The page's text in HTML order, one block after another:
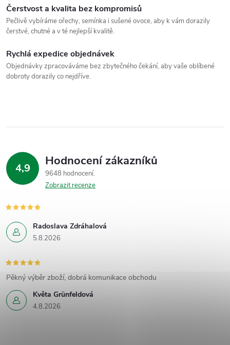
Čerstvost a kvalita bez kompromisů
Pečlivě vybíráme ořechy, semínka i sušené ovoce, aby k vám dorazily
čerstvé, chutné a v té nejlepší kvalitě.
Rychlá expedice objednávek
Objednávky zpracováváme bez zbytečného čekání, aby vaše oblíbené
dobroty dorazily co nejdříve.
4,9 Hodnocení zákazníků
9648 hodnocení
Zobrazit recenze
Radoslava Zdráhalová
5.8.2026
Květa Grünfeldová
4.8.2026
Pěkný výběr zboží, dobrá komunikace obchodu